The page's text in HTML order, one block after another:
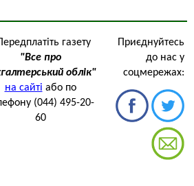
газету
"Все про
облік"
на сайті або по
(044) 495-20-
60
Приєднуйтесь
до нас у
соцмережах: